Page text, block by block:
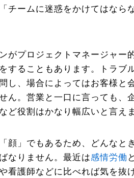
チームに迷惑をかけてはなら
がプロジェクトマネージャー
することもあります。トラブ
し、場合によってはお客様と
ん。営業と一口に言っても、
ど役割はかなり幅広いと言えま
顔」でもあるため、どんなと
なりません。最近は感情労働
看護師などに比べれば気を抜